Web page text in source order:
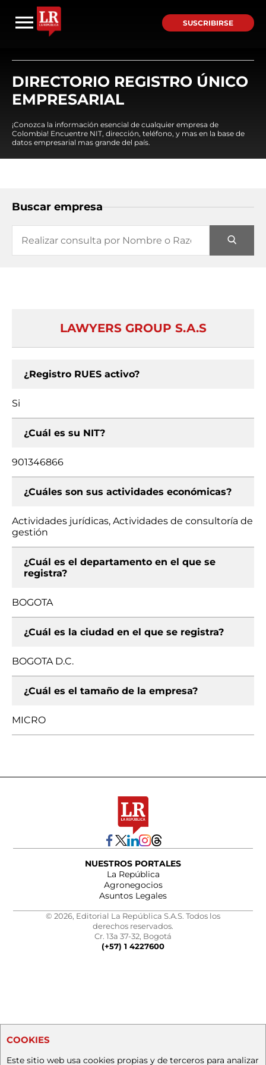
SUSCRIBIRSE
DIRECTORIO REGISTRO ÚNICO
EMPRESARIAL
¡Conozca la información esencial de cualquier empresa de
Colombia! Encuentre NIT, dirección, teléfono, y mas en la base de
datos empresarial mas grande del país.
Buscar empresa
LAWYERS GROUP S.A.S
¿Registro RUES activo?
Si
¿Cuál es su NIT?
901346866
¿Cuáles son sus actividades económicas?
Actividades jurídicas, Actividades de consultoría de
gestión
¿Cuál es el departamento en el que se
registra?
BOGOTA
¿Cuál es la ciudad en el que se registra?
BOGOTA D.C.
¿Cuál es el tamaño de la empresa?
MICRO
NUESTROS PORTALES
La República
Agronegocios
Asuntos Legales
© 2026, Editorial La República S.A.S. Todos los
derechos reservados.
Cr. 13a 37-32, Bogotá
(+57) 1 4227600
COOKIES
Este sitio web usa cookies propias y de terceros para analizar